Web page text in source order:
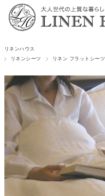
リネンハウス
リネンシーツ
リネン フラットシーツ